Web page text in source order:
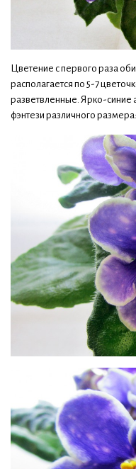
Цветение с первого раза
располагается по 5-7
разветвленные. Ярко-
фэнтези различного размера: